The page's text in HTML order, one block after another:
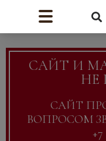
САЙТ И
НЕ
САЙТ
ВОПРОСОМ